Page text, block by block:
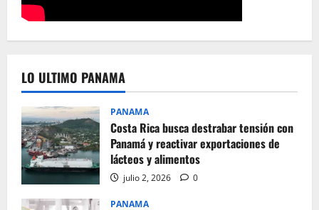
LO ULTIMO PANAMA
PANAMA
Costa Rica busca destrabar tensión con
Panamá y reactivar exportaciones de
lácteos y alimentos
julio 2, 2026 0
PANAMA